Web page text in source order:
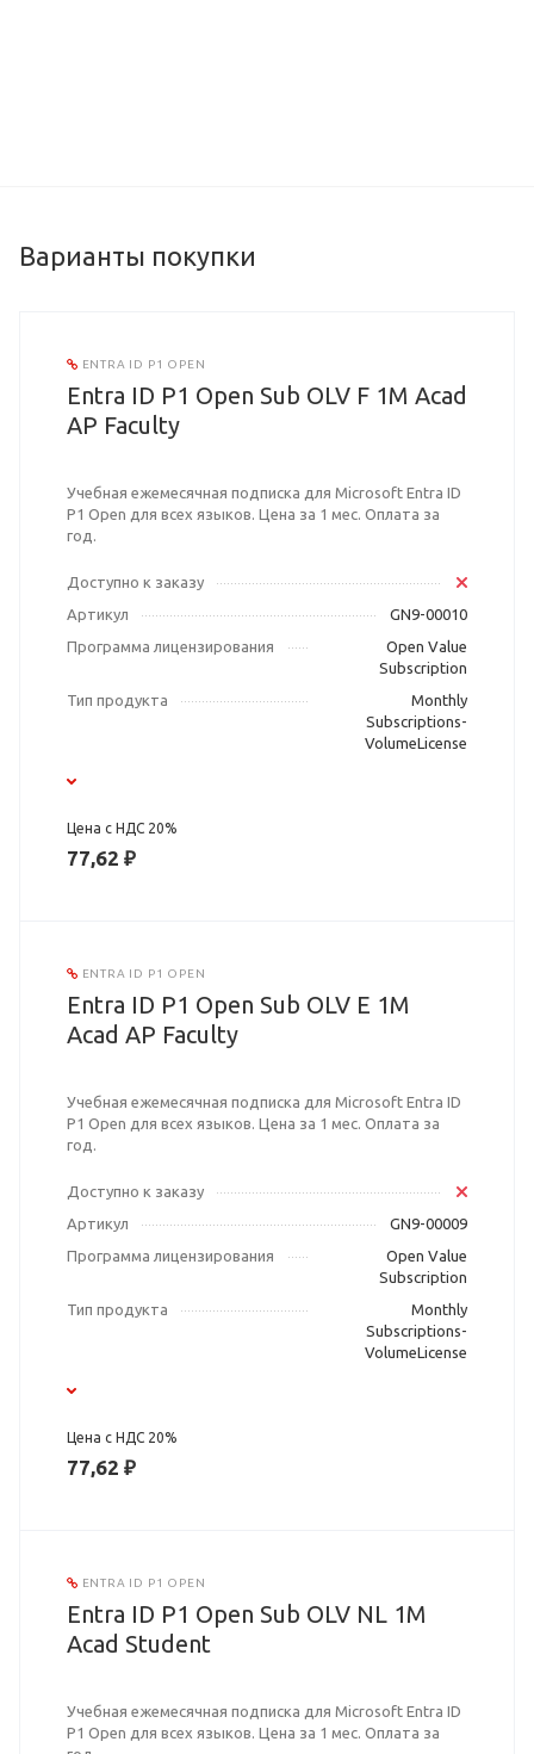
Варианты покупки
ENTRA ID P1 OPEN
Entra ID P1 Open Sub OLV F 1M Acad
AP Faculty
Учебная ежемесячная подписка для Microsoft Entra ID
P1 Open для всех языков. Цена за 1 мес. Оплата за
год.
Доступно к заказу
Артикул
GN9-00010
Программа лицензирования
Open Value
Subscription
Тип продукта
Monthly
Subscriptions-
VolumeLicense
Цена с НДС 20%
77,62 ₽
ENTRA ID P1 OPEN
Entra ID P1 Open Sub OLV E 1M
Acad AP Faculty
Учебная ежемесячная подписка для Microsoft Entra ID
P1 Open для всех языков. Цена за 1 мес. Оплата за
год.
Доступно к заказу
Артикул
GN9-00009
Программа лицензирования
Open Value
Subscription
Тип продукта
Monthly
Subscriptions-
VolumeLicense
Цена с НДС 20%
77,62 ₽
ENTRA ID P1 OPEN
Entra ID P1 Open Sub OLV NL 1M
Acad Student
Учебная ежемесячная подписка для Microsoft Entra ID
P1 Open для всех языков. Цена за 1 мес. Оплата за